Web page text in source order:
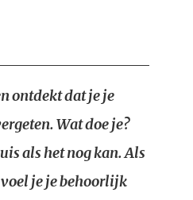
ontdekt dat je je
Wat doe je?
als het nog kan. Als
je je behoorlijk